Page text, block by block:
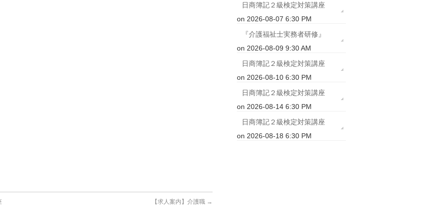
【求人案内】介護職 →
日商簿記２級検定対策講座
on 2026-08-07 6:30 PM
『介護福祉士実務者研修』
on 2026-08-09 9:30 AM
日商簿記２級検定対策講座
on 2026-08-10 6:30 PM
日商簿記２級検定対策講座
on 2026-08-14 6:30 PM
日商簿記２級検定対策講座
on 2026-08-18 6:30 PM